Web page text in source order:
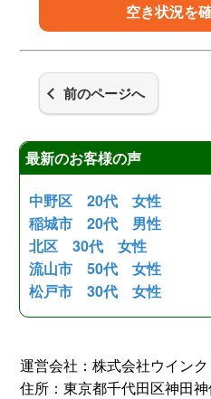
空き状況を
前のページへ
最新のお客様の声
中野区 20代 女性
稲城市 20代 男性
北区 30代 女性
流山市 50代 女性
松戸市 30代 女性
運営会社：株式会社ウインク
住所：東京都千代田区神田